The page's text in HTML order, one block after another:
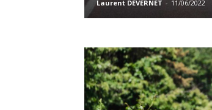
Laurent DEVERNET - 11/06/2022